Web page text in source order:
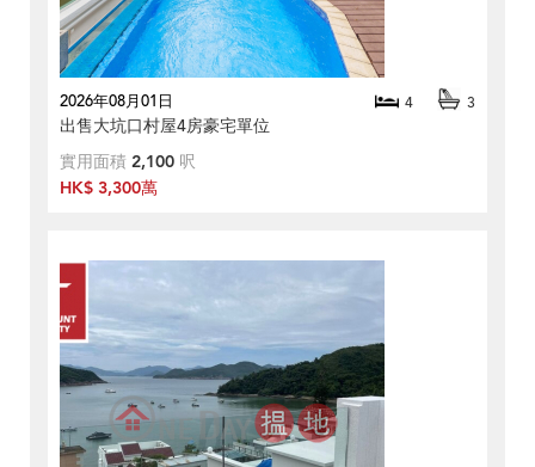
2026年08月01日 4 3
出售大坑口村屋4房豪宅單位
實用面積 2,100 呎
HK$ 3,300萬